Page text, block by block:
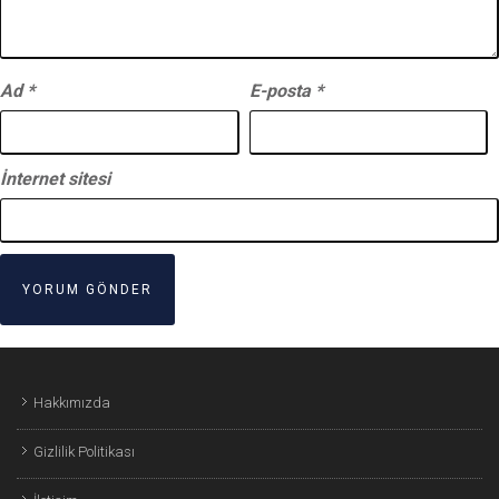
Ad * E-posta *
İnternet sitesi
Hakkımızda
Gizlilik Politikası